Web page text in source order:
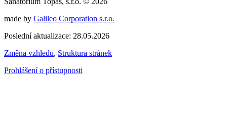
made by Galileo Corporation s.r.o.
Poslední aktualizace: 28.05.2026
Změna vzhledu, Struktura stránek
Prohlášení o přístupnosti